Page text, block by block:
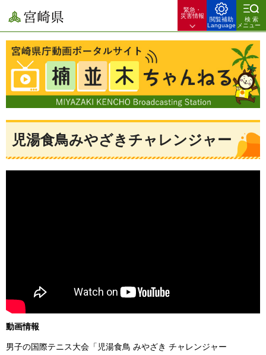
宮崎県
緊急・
災害情報
閲覧補助
Language
検索
メニュー
児湯食鳥みやざきチャレンジャー
動画情報
男子の国際テニス大会「児湯食鳥 みやざき チャレンジャー